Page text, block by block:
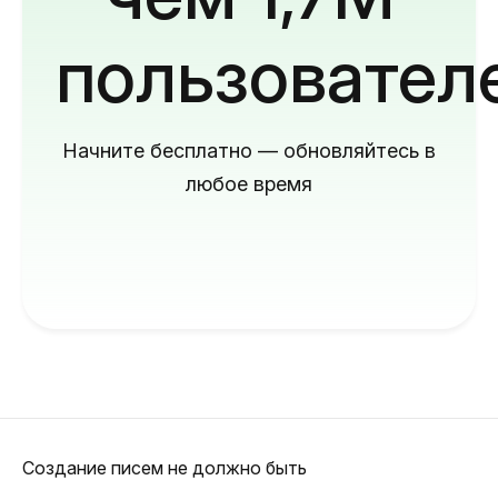
Начните бесплатно — обновляйтесь в
любое время
Создание писем не должно быть